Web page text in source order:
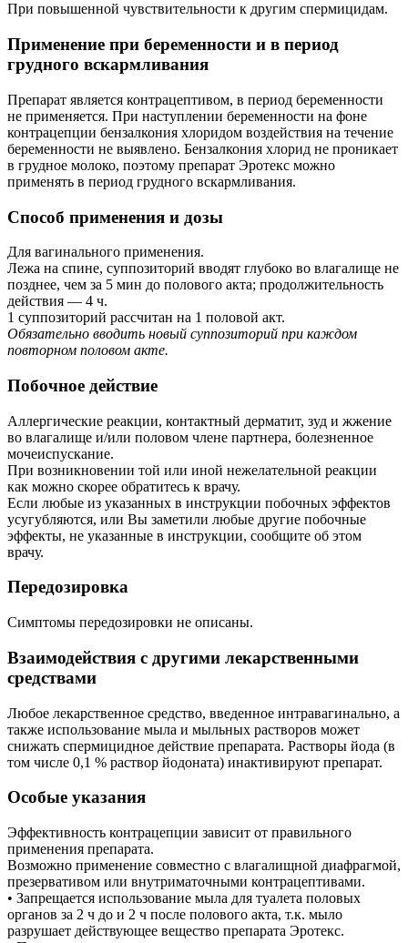
При повышенной чувствительности к другим спермицидам.
Применение при беременности и в период
грудного вскармливания
Препарат является контрацептивом, в период беременности
не применяется. При наступлении беременности на фоне
контрацепции бензалкония хлоридом воздействия на течение
беременности не выявлено. Бензалкония хлорид не проникает
в грудное молоко, поэтому препарат Эротекс можно
применять в период грудного вскармливания.
Способ применения и дозы
Для вагинального применения.
Лежа на спине, суппозиторий вводят глубоко во влагалище не
позднее, чем за 5 мин до полового акта; продолжительность
действия — 4 ч.
1 суппозиторий рассчитан на 1 половой акт.
Обязательно вводить новый суппозиторий при каждом
повторном половом акте.
Побочное действие
Аллергические реакции, контактный дерматит, зуд и жжение
во влагалище и/или половом члене партнера, болезненное
мочеиспускание.
При возникновении той или иной нежелательной реакции
как можно скорее обратитесь к врачу.
Если любые из указанных в инструкции побочных эффектов
усугубляются, или Вы заметили любые другие побочные
эффекты, не указанные в инструкции, сообщите об этом
врачу.
Передозировка
Симптомы передозировки не описаны.
Взаимодействия с другими лекарственными
средствами
Любое лекарственное средство, введенное интравагинально, а
также использование мыла и мыльных растворов может
снижать спермицидное действие препарата. Растворы йода (в
том числе 0,1 % раствор йодоната) инактивируют препарат.
Особые указания
Эффективность контрацепции зависит от правильного
применения препарата.
Возможно применение совместно с влагалищной диафрагмой,
презервативом или внутриматочными контрацептивами.
• Запрещается использование мыла для туалета половых
органов за 2 ч до и 2 ч после полового акта, т.к. мыло
разрушает действующее вещество препарата Эротекс.